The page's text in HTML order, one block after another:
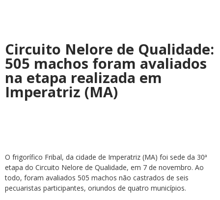
Circuito Nelore de Qualidade:
505 machos foram avaliados
na etapa realizada em
Imperatriz (MA)
O frigorífico Fribal, da cidade de Imperatriz (MA) foi sede da 30ª
etapa do Circuito Nelore de Qualidade, em 7 de novembro. Ao
todo, foram avaliados 505 machos não castrados de seis
pecuaristas participantes, oriundos de quatro municípios.